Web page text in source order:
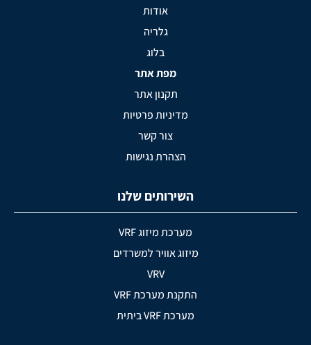
אודות
גלריה
בלוג
מפת אתר
תקנון אתר
מדיניות פרטיות
צור קשר
הצהרת נגישות
השירותים שלנו
מערכת מיזוג VRF
מיזוג אוויר למשרדים
VRV
התקנת מערכת VRF
מערכת VRF ביתית